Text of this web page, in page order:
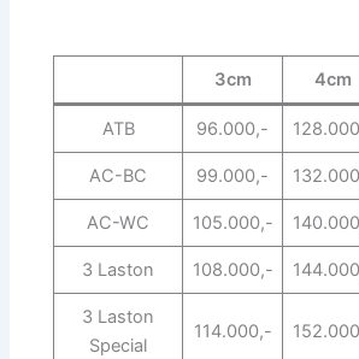
3cm 4cm
ATB 96.000,-
AC-BC 99.000,-
AC-WC 105.000,-
3 Laston 108.000,-
3 Laston
Special
114.000,-